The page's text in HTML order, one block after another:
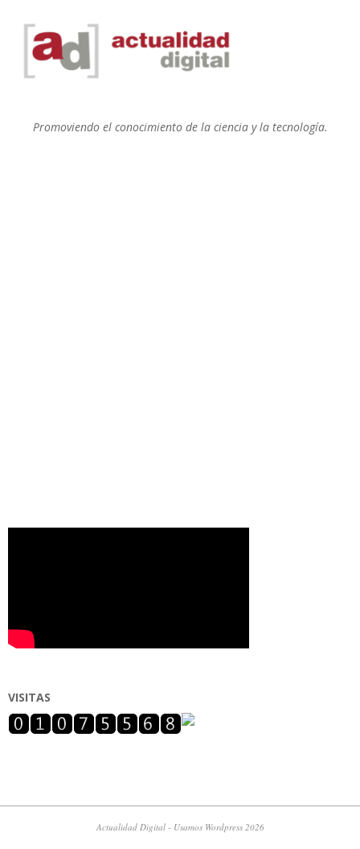
Promoviendo el conocimiento de la ciencia y la tecnología.
VISITAS
Actualidad Digital - Usamos Wordpress 2026